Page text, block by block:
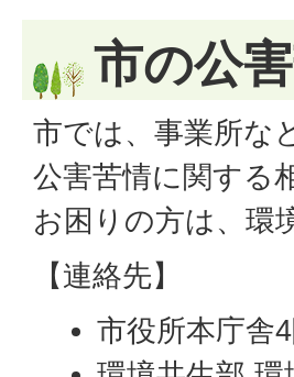
市の公
市では、事業所な
公害苦情に関する
お困りの方は、環
【連絡先】
市役所本庁舎